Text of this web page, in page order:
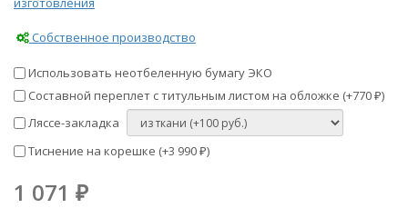
Собственное производство
Использовать неотбеленную бумагу ЭКО
Составной переплет с титульным листом на обложке (+770 ₽)
Ляссе-закладка
Тиснение на корешке (+3 990 ₽)
1 071 ₽